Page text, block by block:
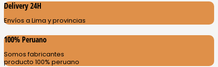
Delivery 24H
Envíos a Lima y provincias
100% Peruano
Somos fabricantes
producto 100% peruano